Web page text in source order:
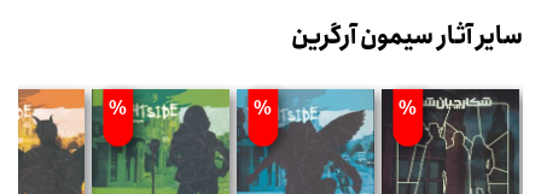
سایر آثار سیمون آرگرین
%
%
%